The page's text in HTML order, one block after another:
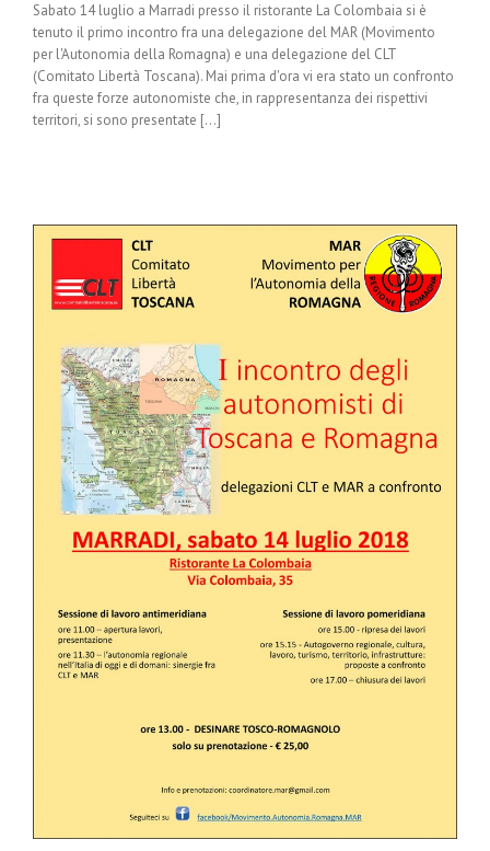
Sabato 14 luglio a Marradi presso il ristorante La Colombaia si è
tenuto il primo incontro fra una delegazione del MAR (Movimento
per l'Autonomia della Romagna) e una delegazione del CLT
(Comitato Libertà Toscana). Mai prima d'ora vi era stato un confronto
fra queste forze autonomiste che, in rappresentanza dei rispettivi
territori, si sono presentate [...]